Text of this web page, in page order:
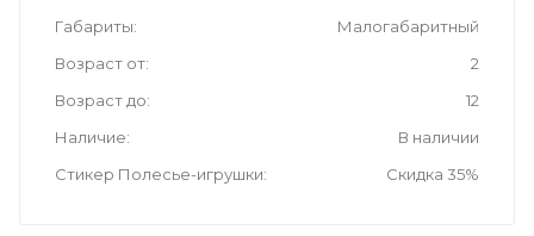
Габариты
Малогабаритный
Возраст от
2
Возраст до
12
Наличие
В наличии
Стикер Полесье-игрушки
Скидка 35%